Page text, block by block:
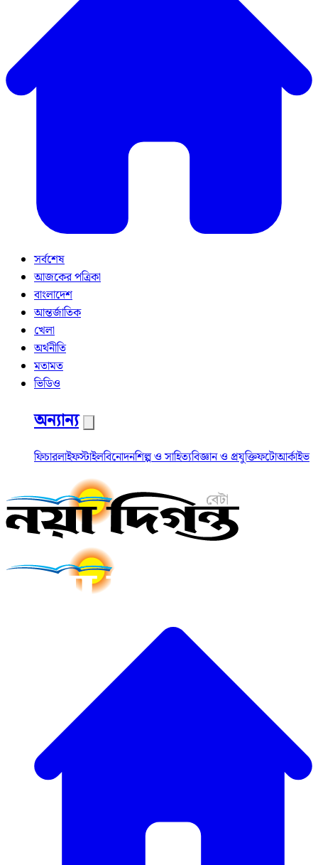
সর্বশেষ
আজকের পত্রিকা
বাংলাদেশ
আন্তর্জাতিক
খেলা
অর্থনীতি
মতামত
ভিডিও
অন্যান্য
ফিচারলাইফস্টাইলবিনোদনশিল্প ও সাহিত্যবিজ্ঞান ও প্রযুক্তিফটোআর্কাইভ